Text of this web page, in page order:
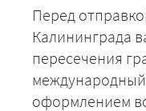
Перед
Калининграда
пересечения
международный
оформлением